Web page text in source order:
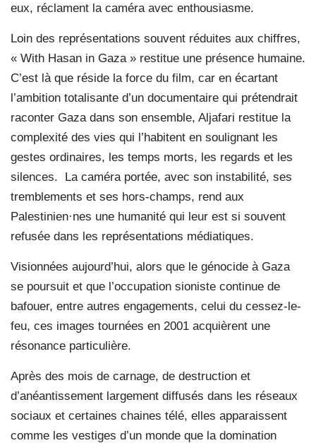
eux, réclament la caméra avec enthousiasme.
Loin des représentations souvent réduites aux chiffres,
« With Hasan in Gaza » restitue une présence humaine.
C’est là que réside la force du film, car en écartant
l’ambition totalisante d’un documentaire qui prétendrait
raconter Gaza dans son ensemble, Aljafari restitue la
complexité des vies qui l’habitent en soulignant les
gestes ordinaires, les temps morts, les regards et les
silences.
La caméra portée, avec son instabilité, ses
tremblements et ses hors-champs, rend aux
Palestinien·nes une humanité qui leur est si souvent
refusée dans les représentations médiatiques.
Visionnées aujourd’hui, alors que le génocide à Gaza
se poursuit et que l’occupation sioniste continue de
bafouer, entre autres engagements, celui du cessez-le-
feu, ces images tournées en 2001 acquièrent une
résonance particulière.
Après des mois de carnage, de destruction et
d’anéantissement largement diffusés dans les réseaux
sociaux et certaines chaines télé, elles apparaissent
comme les vestiges d’un monde que la domination